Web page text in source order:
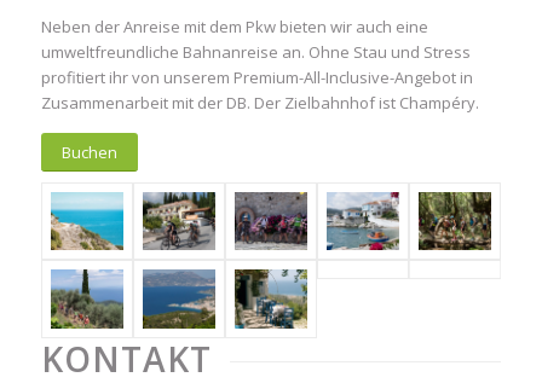
Neben der Anreise mit dem Pkw bieten wir auch eine
umweltfreundliche Bahnanreise an. Ohne Stau und Stress
profitiert ihr von unserem Premium-All-Inclusive-Angebot in
Zusammenarbeit mit der DB. Der Zielbahnhof ist Champéry.
Buchen
KONTAKT